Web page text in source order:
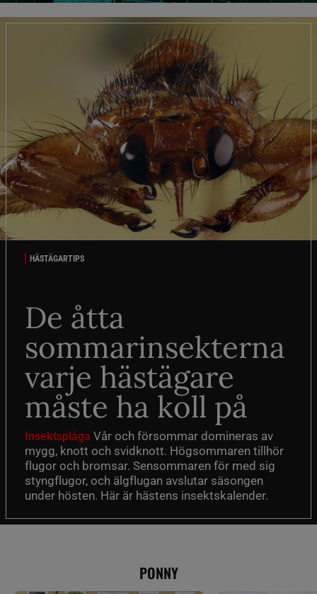
HÄSTÄGARTIPS
De åtta
sommarinsekterna
varje hästägare
måste ha koll på
Insektsplåga Vår och försommar domineras av
mygg, knott och svidknott. Högsommaren tillhör
flugor och bromsar. Sensommaren för med sig
styngflugor, och älgflugan avslutar säsongen
under hösten. Här är hästens insektskalender.
PONNY